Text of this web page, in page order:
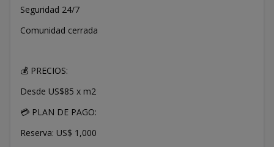
Seguridad 24/7
Comunidad cerrada
💰 PRECIOS:
Desde US$85 x m2
💳 PLAN DE PAGO:
Reserva: US$ 1,000